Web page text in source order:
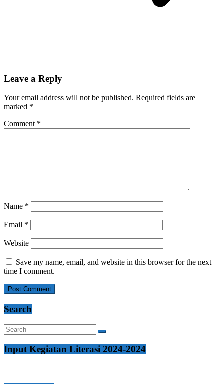
Leave a Reply
Your email address will not be published. Required fields are
marked *
Comment *
Name *
Email *
Website
Save my name, email, and website in this browser for the next
time I comment.
Search
Input Kegiatan Literasi 2024-2024